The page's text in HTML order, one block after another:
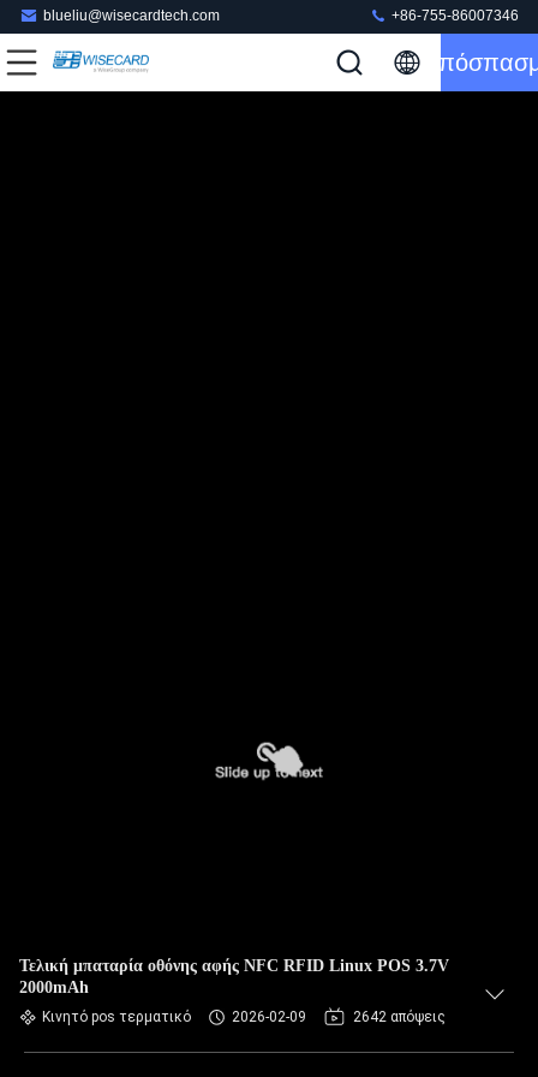
blueliu@wisecardtech.com +86-755-86007346
Τελική μπαταρία οθόνης αφής NFC RFID Linux POS 3.7V
2000mAh
Κινητό pos τερματικό 2026-02-09 2642 απόψεις